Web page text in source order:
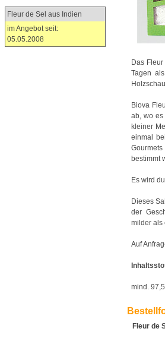
Fleur de Sel aus Indien
im Angebot seit:
05.05.2008
Das
Tagen
Biova
ab, wo
kleiner
einmal
bestimmt
Es wird
Dieses
der
milder als
Auf
mind.
Fleur de